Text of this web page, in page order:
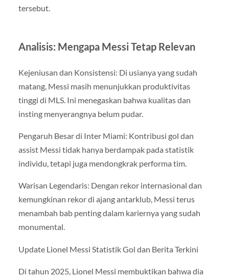
tersebut.
Analisis: Mengapa Messi Tetap Relevan
Kejeniusan dan Konsistensi: Di usianya yang sudah
matang, Messi masih menunjukkan produktivitas
tinggi di MLS. Ini menegaskan bahwa kualitas dan
insting menyerangnya belum pudar.
Pengaruh Besar di Inter Miami: Kontribusi gol dan
assist Messi tidak hanya berdampak pada statistik
individu, tetapi juga mendongkrak performa tim.
Warisan Legendaris: Dengan rekor internasional dan
kemungkinan rekor di ajang antarklub, Messi terus
menambah bab penting dalam kariernya yang sudah
monumental.
Update Lionel Messi Statistik Gol dan Berita Terkini
Di tahun 2025, Lionel Messi membuktikan bahwa dia